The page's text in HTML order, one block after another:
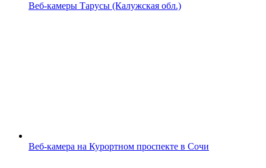
Веб-камеры Тарусы (Калужская обл.)
Веб-камера на Курортном проспекте в Сочи